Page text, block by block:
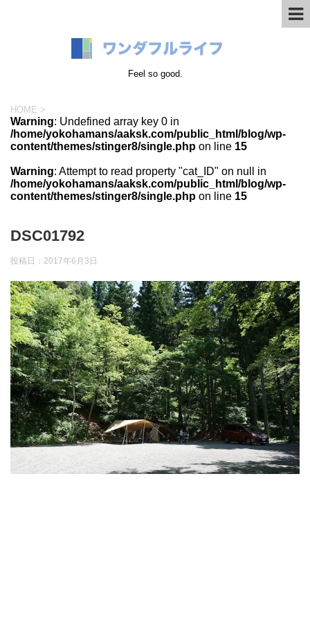
Feel so good.
HOME >
Warning: Undefined array key 0 in
/home/yokohamans/aaksk.com/public_html/blog/wp-
content/themes/stinger8/single.php on line 15
Warning: Attempt to read property "cat_ID" on null in
/home/yokohamans/aaksk.com/public_html/blog/wp-
content/themes/stinger8/single.php on line 15
DSC01792
投稿日： 2017年6月3日